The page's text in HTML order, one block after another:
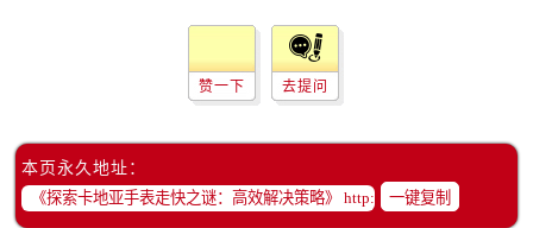
赞一下 去提问
本页永久地址：
一键复制